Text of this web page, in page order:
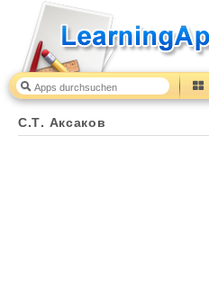
С.Т. Аксаков